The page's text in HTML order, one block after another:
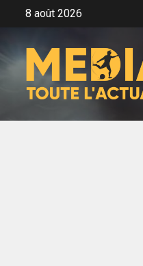
8 août 2026